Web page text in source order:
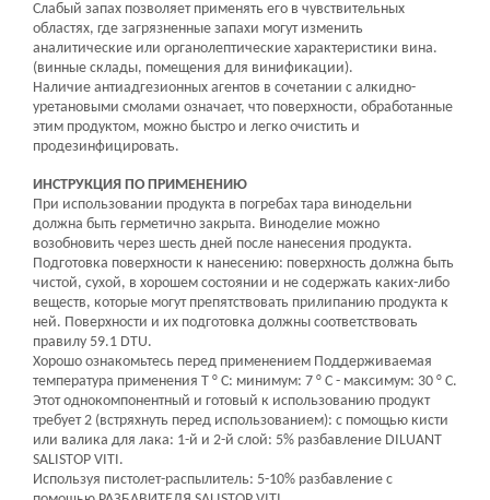
Слабый запах позволяет применять его в чувствительных
областях, где загрязненные запахи могут изменить
аналитические или органолептические характеристики вина.
(винные склады, помещения для винификации).
Наличие антиадгезионных агентов в сочетании с алкидно-
уретановыми смолами означает, что поверхности, обработанные
этим продуктом, можно быстро и легко очистить и
продезинфицировать.
ИНСТРУКЦИЯ ПО ПРИМЕНЕНИЮ
При использовании продукта в погребах тара винодельни
должна быть герметично закрыта. Виноделие можно
возобновить через шесть дней после нанесения продукта.
Подготовка поверхности к нанесению: поверхность должна быть
чистой, сухой, в хорошем состоянии и не содержать каких-либо
веществ, которые могут препятствовать прилипанию продукта к
ней. Поверхности и их подготовка должны соответствовать
правилу 59.1 DTU.
Хорошо ознакомьтесь перед применением Поддерживаемая
температура применения T ° C: минимум: 7 ° C - максимум: 30 ° C.
Этот однокомпонентный и готовый к использованию продукт
требует 2 (встряхнуть перед использованием): с помощью кисти
или валика для лака: 1-й и 2-й слой: 5% разбавление DILUANT
SALISTOP VITI.
Используя пистолет-распылитель: 5-10% разбавление с